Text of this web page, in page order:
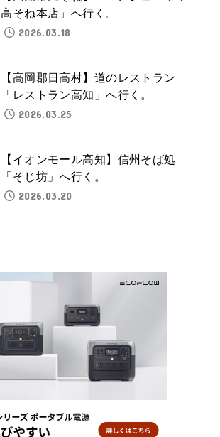
高そね本店」へ行く。
2026.03.18
【高岡郡日高村】道のレストラン
「レストラン高知」へ行く。
2026.03.25
【イオンモール高知】信州そば処
「そじ坊」へ行く。
2026.03.20